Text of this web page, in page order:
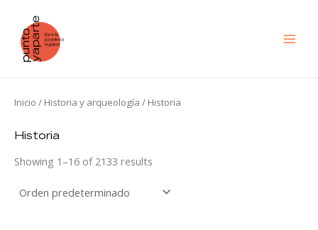
contenido
Inicio / Historia y arqueología / Historia
Historia
Showing 1–16 of 2133 results